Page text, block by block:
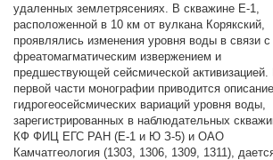
удаленных землетрясениях. В скважине Е-1,
расположенной в 10 км от вулкана Корякский,
проявлялись изменения уровня воды в связи с
фреатомагматическим извержением и
предшествующей сейсмической активизацией.
первой части монографии приводится описание
гидрогеосейсмических вариаций уровня воды,
зарегистрированных в наблюдательных
КФ ФИЦ ЕГС РАН (Е-1 и Ю З-5) и ОАО
Камчатгеология (1303, 1306, 1309, 1311),